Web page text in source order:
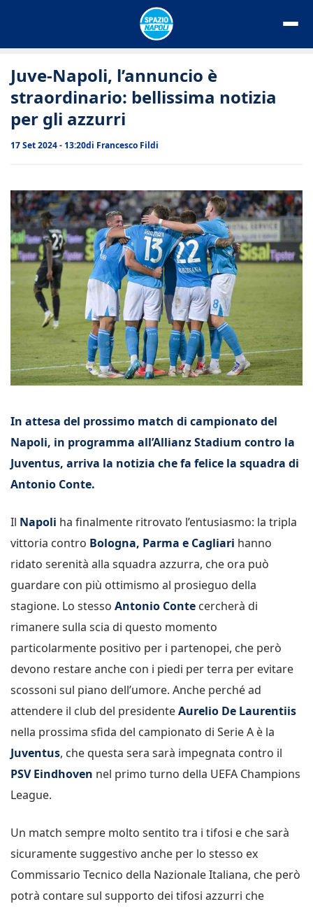
Juve-Napoli, l’annuncio è
straordinario: bellissima notizia
per gli azzurri
17 Set 2024 - 13:20di Francesco Fildi
In attesa del prossimo match di campionato del
Napoli, in programma all’Allianz Stadium contro la
Juventus, arriva la notizia che fa felice la squadra di
Antonio Conte.
Il Napoli ha finalmente ritrovato l’entusiasmo: la tripla
vittoria contro Bologna, Parma e Cagliari hanno
ridato serenità alla squadra azzurra, che ora può
guardare con più ottimismo al prosieguo della
stagione. Lo stesso Antonio Conte cercherà di
rimanere sulla scia di questo momento
particolarmente positivo per i partenopei, che però
devono restare anche con i piedi per terra per evitare
scossoni sul piano dell’umore. Anche perché ad
attendere il club del presidenteAurelio De Laurentiis
nella prossima sfida del campionato di Serie A è la
Juventus, che questa sera sarà impegnata contro il
PSV Eindhoven nel primo turno della UEFA Champions
League.
Un match sempre molto sentito tra i tifosi e che sarà
sicuramente suggestivo anche per lo stesso ex
Commissario Tecnico della Nazionale Italiana, che però
potrà contare sul supporto dei tifosi azzurri che